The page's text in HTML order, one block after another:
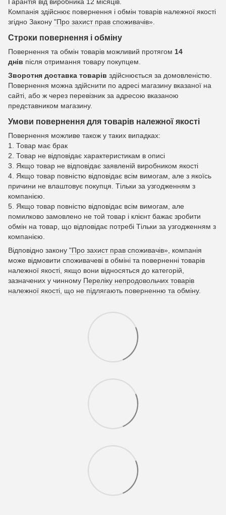
Компанія здійснює повернення і обмін товарів належної якості
згідно Закону "Про захист прав споживачів»
Строки повернення і обміну
Повернення та обмін товарів можливий протягом 14
днів після отримання товару покупцем.
Зворотня доставка товарів здійснюється за домовленістю.
Повернення можна здійснити по адресі магазину вказаної на
сайті, або ж через перевізник за адресою вказаною
представником магазину.
Умови повернення для товарів належної якості
Повернення можливе також у таких випадках:
1. Товар має брак
2. Товар не відповідає характеристикам в описі
3. Якщо товар не відповідає заявленій виробником якості
4. Якщо товар повністю відповідає всім вимогам, але з якоїсь
причини не влаштовує покупця. Тільки за узгодженням з
компанією.
5. Якщо товар повністю відповідає всім вимогам, але
помилково замовлено не той товар і клієнт бажає зробити
обмін на товар, що відповідає потребі Тільки за узгодженням з
компанією.
Відповідно закону "Про захист прав споживачів» , компанія
може відмовити споживачеві в обміні та поверненні товарів
належної якості, якщо вони відносяться до категорій,
зазначених у чинному Переліку непродовольчих товарів
належної якості, що не підлягають поверненню та обміну.